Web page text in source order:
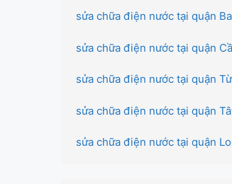
sửa chữa điện nước tại quận
sửa chữa điện nước tại quận
sửa chữa điện nước tại quận
sửa chữa điện nước tại quận
sửa chữa điện nước tại quận